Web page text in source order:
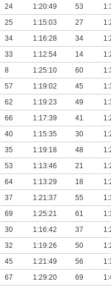
24 1:20:49 53
25 1:15:03 27
34 1:16:28 34
33 1:12:54 14
8 1:25:10 60
57 1:19:02 45
62 1:19:23 49
66 1:17:39 41
40 1:15:35 30
35 1:19:18 48
53 1:13:46 21
64 1:13:29 18
37 1:21:37 55
69 1:25:21 61
30 1:16:42 37
32 1:19:26 50
45 1:21:49 56
67 1:29:20 69